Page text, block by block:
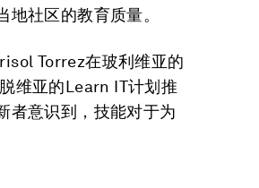
社区的教育质量。
Torrez在玻利维亚的
维亚的Learn IT计划推
者意识到，技能对于为